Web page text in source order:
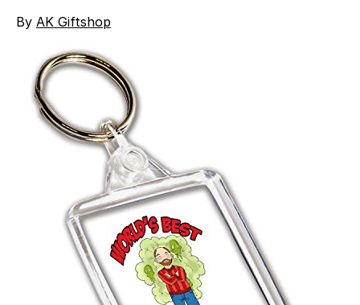
By AK Giftshop